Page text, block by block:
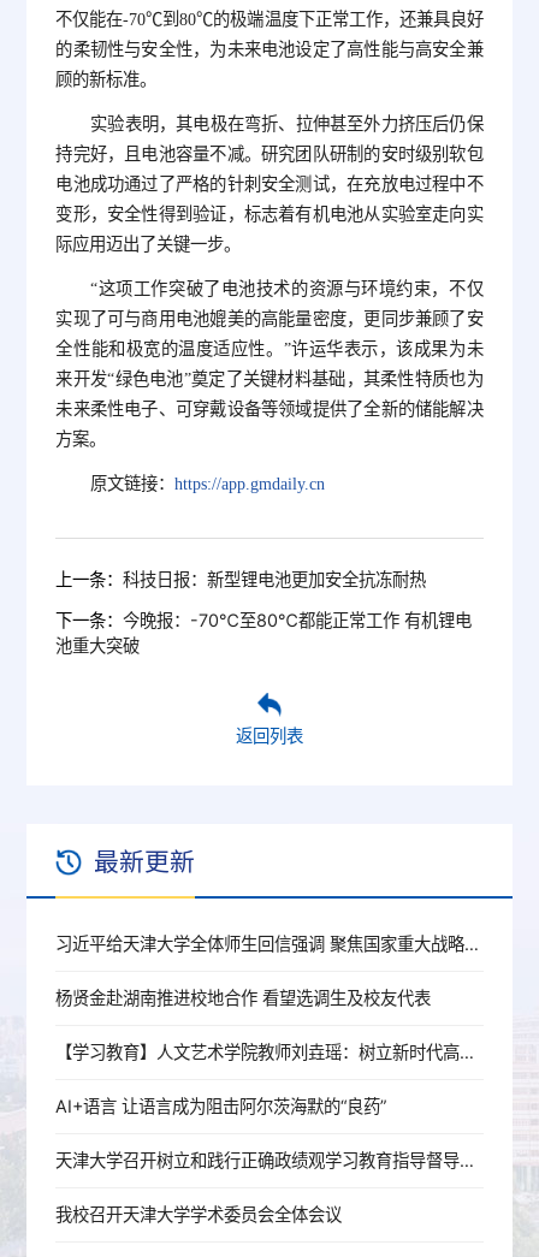
不仅能在-70℃到80℃的极端温度下正常工作，还兼具良好
的柔韧性与安全性，为未来电池设定了高性能与高安全兼
顾的新标准。
实验表明，其电极在弯折、拉伸甚至外力挤压后仍保
持完好，且电池容量不减。研究团队研制的安时级别软包
电池成功通过了严格的针刺安全测试，在充放电过程中不
变形，安全性得到验证，标志着有机电池从实验室走向实
际应用迈出了关键一步。
“这项工作突破了电池技术的资源与环境约束，不仅
实现了可与商用电池媲美的高能量密度，更同步兼顾了安
全性能和极宽的温度适应性。”许运华表示，该成果为未
来开发“绿色电池”奠定了关键材料基础，其柔性特质也为
未来柔性电子、可穿戴设备等领域提供了全新的储能解决
方案。
原文链接：https://app.gmdaily.cn
上一条：科技日报：新型锂电池更加安全抗冻耐热
下一条：今晚报：-70℃至80℃都能正常工作 有机锂电
池重大突破
返回列表
最新更新
习近平给天津大学全体师生回信强调 聚焦国家重大战略需求提高人才培养质量 更好服务经济社会发展
杨贤金赴湖南推进校地合作 看望选调生及校友代表
【学习教育】人文艺术学院教师刘垚瑶：树立新时代高校党员教师的正确政绩观
AI+语言 让语言成为阻击阿尔茨海默的“良药”
天津大学召开树立和践行正确政绩观学习教育指导督导工作推进会
我校召开天津大学学术委员会全体会议